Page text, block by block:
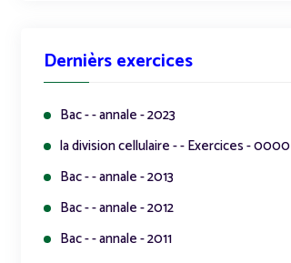
Dernièrs exercices
Bac - - annale - 2023
la division cellulaire - - Exercices - 0000
Bac - - annale - 2013
Bac - - annale - 2012
Bac - - annale - 2011